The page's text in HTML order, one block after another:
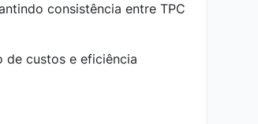
consistência entre TPC
de custos e eficiência